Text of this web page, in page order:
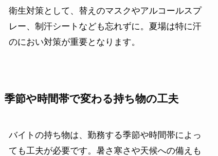
衛生対策として、替えのマスクやアルコールスプ
レー、制汗シートなども忘れずに。夏場は特に汗
のにおい対策が重要となります。
季節や時間帯で変わる持ち物の工夫
バイトの持ち物は、勤務する季節や時間帯によっ
ても工夫が必要です。暑さ寒さや天候への備えも